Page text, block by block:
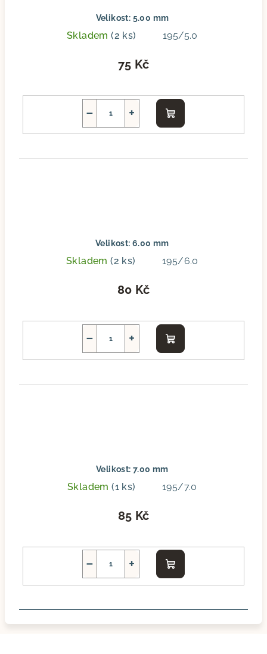
Velikost: 5.00 mm
Skladem(2 ks) 195/5.0
75 Kč
+
−
Do
košíku
Velikost: 6.00 mm
Skladem(2 ks) 195/6.0
80 Kč
+
−
Do
košíku
Velikost: 7.00 mm
Skladem(1 ks) 195/7.0
85 Kč
+
−
Do
košíku